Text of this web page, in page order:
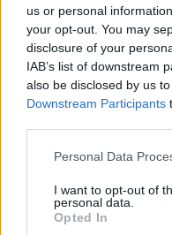
us or personal
your opt-out. You may
disclosure of your
IAB’s list of downstream
also be disclosed by us
Downstream Participants
Please note that this
not limited to your visit or
grant or deny consent to
use your data for below
Personal Data
I want to opt-out of
personal data.
Opted In
Címkék:győr bartalis